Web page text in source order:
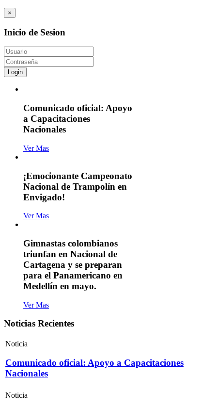
×
Inicio de Sesion
Login
Comunicado oficial: Apoyo
a Capacitaciones
Nacionales
Ver Mas
¡Emocionante Campeonato
Nacional de Trampolín en
Envigado!
Ver Mas
Gimnastas colombianos
triunfan en Nacional de
Cartagena y se preparan
para el Panamericano en
Medellín en mayo.
Ver Mas
Noticias Recientes
Noticia
Comunicado oficial: Apoyo a Capacitaciones
Nacionales
Noticia